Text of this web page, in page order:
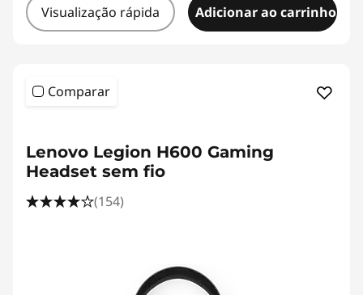
Visualização rápida Adicionar ao carrinho
Comparar
Lenovo Legion H600 Gaming
Headset sem fio
(154)